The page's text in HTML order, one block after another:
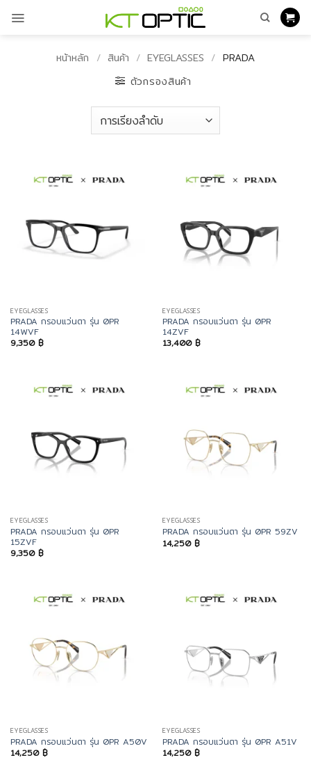
หน้าหลัก / สินค้า / EYEGLASSES / PRADA
ตัวกรองสินค้า
EYEGLASSES
PRADA กรอบแว่นตา รุ่น 0PR
14WVF
9,350 ฿
EYEGLASSES
PRADA กรอบแว่นตา รุ่น 0PR
14ZVF
13,400 ฿
EYEGLASSES
PRADA กรอบแว่นตา รุ่น 0PR
15ZVF
9,350 ฿
EYEGLASSES
PRADA กรอบแว่นตา รุ่น 0PR 59ZV
14,250 ฿
EYEGLASSES
PRADA กรอบแว่นตา รุ่น 0PR A50V
14,250 ฿
EYEGLASSES
PRADA กรอบแว่นตา รุ่น 0PR A51V
14,250 ฿